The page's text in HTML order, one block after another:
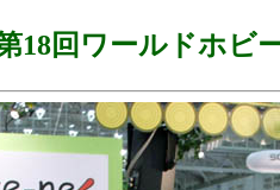
18回ワールドホビ